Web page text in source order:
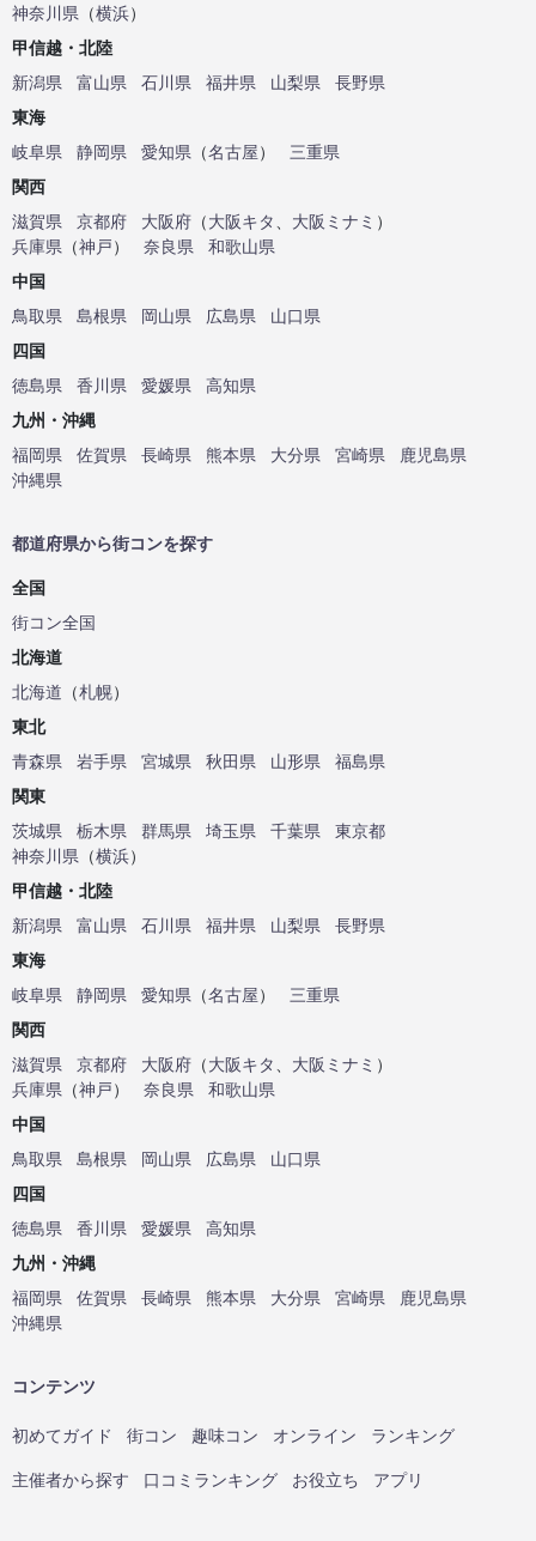
神奈川県 （横浜）
甲信越・北陸
新潟県
富山県 石川県 福井県 山梨県
長野県
東海
岐阜県
静岡県 愛知県 （名古屋）
三重県
関西
滋賀県
京都府 大阪府 （大阪キタ 大阪ミナミ ）
兵庫県 （神戸） 奈良県
和歌山県
中国
鳥取県
島根県 岡山県 広島県
山口県
四国
徳島県
香川県 愛媛県
高知県
九州・沖縄
福岡県
佐賀県 長崎県 熊本県 大分県 宮崎県
鹿児島県
沖縄県
都道府県から街コンを探す
全国
街コン全国
北海道
北海道 （札幌）
東北
青森県
岩手県 宮城県 秋田県 山形県
福島県
関東
茨城県
栃木県 群馬県 埼玉県 千葉県
東京都
神奈川県 （横浜）
甲信越・北陸
新潟県
富山県 石川県 福井県 山梨県
長野県
東海
岐阜県
静岡県 愛知県 （名古屋）
三重県
関西
滋賀県
京都府 大阪府 （大阪キタ 大阪ミナミ ）
兵庫県 （神戸） 奈良県
和歌山県
中国
鳥取県
島根県 岡山県 広島県
山口県
四国
徳島県
香川県 愛媛県
高知県
九州・沖縄
福岡県
佐賀県 長崎県 熊本県 大分県 宮崎県
鹿児島県
沖縄県
コンテンツ
初めてガイド 街コン 趣味コン オンライン ランキング
主催者から探す 口コミランキング お役立ち アプリ